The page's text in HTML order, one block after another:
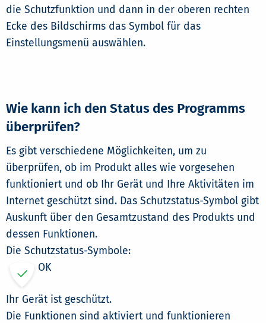
die Schutzfunktion und dann in der oberen rechten
Ecke des Bildschirms das Symbol für das
Einstellungsmenü auswählen.
Wie kann ich den Status des Programms
überprüfen?
Es gibt verschiedene Möglichkeiten, um zu
überprüfen, ob im Produkt alles wie vorgesehen
funktioniert und ob Ihr Gerät und Ihre Aktivitäten im
Internet geschützt sind. Das Schutzstatus-Symbol gibt
Auskunft über den Gesamtzustand des Produkts und
dessen Funktionen.
Die Schutzstatus-Symbole:
OK
Ihr Gerät ist geschützt.
Die Funktionen sind aktiviert und funktionieren